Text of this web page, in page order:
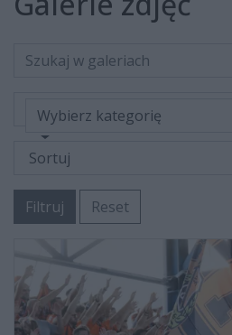
Wybierz kategorię
Filtruj Reset